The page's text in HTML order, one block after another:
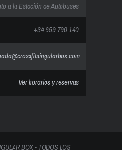
a la Estación de Autobuses
+34 659 790 140
Ver horarios y reservas
BOX - TODOS LOS